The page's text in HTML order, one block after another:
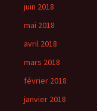
juin 2018
mai 2018
avril 2018
mars 2018
février 2018
janvier 2018